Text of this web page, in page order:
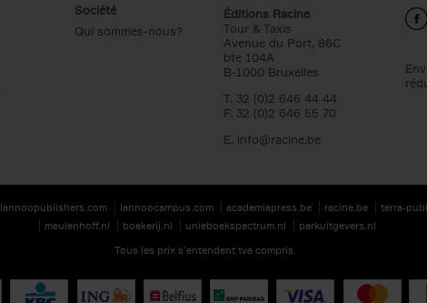
Société
Qui sommes-nous?
Éditions Racine
Tour & Taxis
Avenue du Port, 86C
bte 104A
B-1000 Bruxelles
T. 32 (0)2 646 44 44
F. 32 (0)2 646 55 70
E. info@racine.be
lannoopublishers.com lannoocampus.com academiapress.be racine.be
terra-
meulenhoff.nl
boekerij.nl unieboekspectrum.nl
parkuitgevers.nl
Tous les prix s’entendent tva compris.